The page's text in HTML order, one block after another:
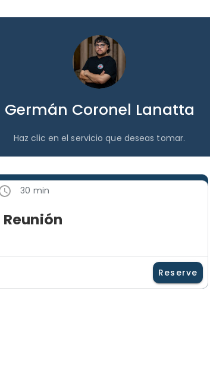
Germán Coronel Lanatta
Haz clic en el servicio que deseas tomar.
30 min
Reunión
Reserve